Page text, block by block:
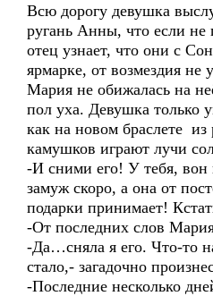
Всю дорогу девушка
ругань Анны, что если не
отец узнает, что они с
ярмарке, от возмездия не
Мария не обижалась на
пол уха. Девушка только
как на новом браслете из
камушков играют лучи
-И сними его! У тебя, вон
замуж скоро, а она от
подарки принимает!
-От последних слов
-Да…сняла я его. Что-то
стало,- загадочно
-Последние несколько